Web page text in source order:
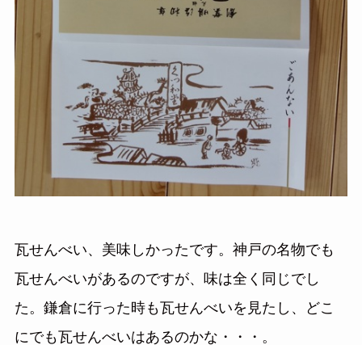
瓦せんべい、美味しかったです。神戸の名物でも
瓦せんべいがあるのですが、味は全く同じでし
た。鎌倉に行った時も瓦せんべいを見たし、どこ
にでも瓦せんべいはあるのかな・・・。